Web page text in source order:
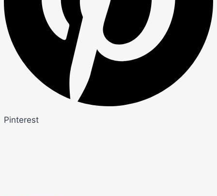
Pinterest